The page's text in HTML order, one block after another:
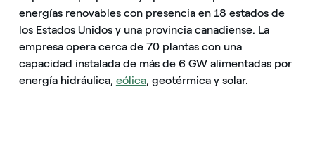
energías renovables con presencia en 18 estados de
los Estados Unidos y una provincia canadiense. La
empresa opera cerca de 70 plantas con una
capacidad instalada de más de 6 GW alimentadas por
energía hidráulica, eólica, geotérmica y solar.